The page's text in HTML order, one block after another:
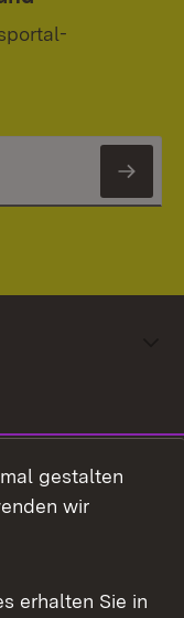
gestalten
wir
erhalten Sie in